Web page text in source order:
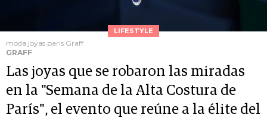
LIFESTYLE
moda joyas paris Graff
GRAFF
Las joyas que se robaron las miradas
en la "Semana de la Alta Costura de
París", el evento que reúne a la élite del